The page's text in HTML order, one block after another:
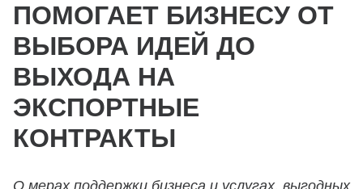
ПОМОГАЕТ БИЗНЕСУ ОТ
ВЫБОРА ИДЕЙ ДО
ВЫХОДА НА
ЭКСПОРТНЫЕ
КОНТРАКТЫ
О мерах поддержки бизнеса и услугах, выгодных